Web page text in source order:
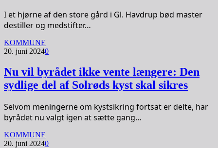
I et hjørne af den store gård i Gl. Havdrup bød master
destiller og medstifter…
KOMMUNE
20. juni 20240
Nu vil byrådet ikke vente længere: Den
sydlige del af Solrøds kyst skal sikres
Selvom meningerne om kystsikring fortsat er delte, har
byrådet nu valgt igen at sætte gang…
KOMMUNE
20. juni 20240